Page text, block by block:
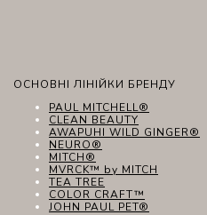
ОСНОВНІ ЛІНІЙКИ БРЕНДУ
PAUL MITCHELL®
CLEAN BEAUTY
AWAPUHI WILD GINGER®
NEURO®
MITCH®
MVRCK™ by MITCH
TEA TREE
COLOR CRAFT™
JOHN PAUL PET®